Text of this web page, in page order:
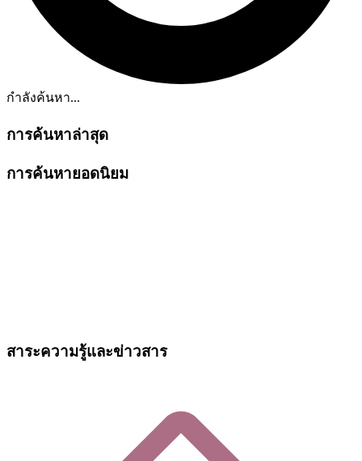
กำลังค้นหา...
การค้นหาล่าสุด
การค้นหายอดนิยม
สาระความรู้และข่าวสาร